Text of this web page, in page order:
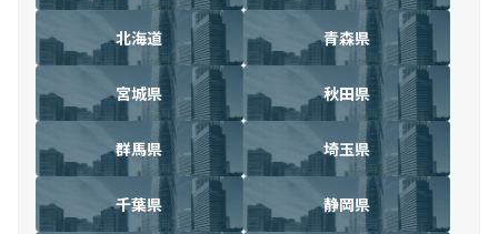
北海道 青森県
宮城県 秋田県
群馬県 埼玉県
千葉県 静岡県